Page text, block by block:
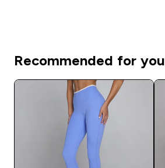
Recommended for you